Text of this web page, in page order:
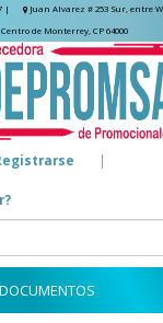
|
Juan Alvarez # 253 Sur, entre
Centro de Monterrey, CP 64000
|